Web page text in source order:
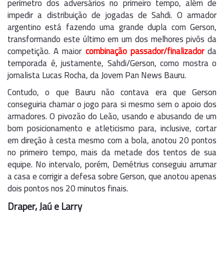
impedir a distribuição de jogadas de Sahdi. O armador
argentino está fazendo uma grande dupla com Gerson,
transformando este último em um dos melhores pivôs da
competição. A maior combinação passador/finalizadorda
temporada é, justamente, Sahdi/Gerson, como mostra o
jornalista Lucas Rocha, da Jovem Pan News Bauru.
Contudo, o que Bauru não contava era que Gerson
conseguiria chamar o jogo para si mesmo sem o apoio dos
armadores. O pivozão do Leão, usando e abusando de um
bom posicionamento e atleticismo para, inclusive, cortar
em direção à cesta mesmo com a bola, anotou 20 pontos
no primeiro tempo, mais da metade dos tentos de sua
equipe. No intervalo, porém, Demétrius conseguiu arrumar
a casa e corrigir a defesa sobre Gerson, que anotou apenas
dois pontos nos 20 minutos finais.
Draper, Jaú e Larry